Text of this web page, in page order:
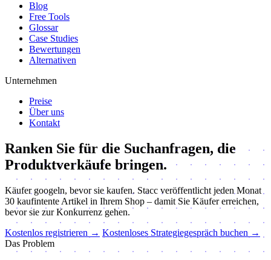
Blog
Free Tools
Glossar
Case Studies
Bewertungen
Alternativen
Unternehmen
Preise
Über uns
Kontakt
Ranken Sie für die Suchanfragen, die
Produktverkäufe bringen.
Käufer googeln, bevor sie kaufen. Stacc veröffentlicht jeden Monat
30 kaufintente Artikel in Ihrem Shop – damit Sie Käufer erreichen,
bevor sie zur Konkurrenz gehen.
Kostenlos registrieren → Kostenloses Strategiegespräch buchen →
Das Problem